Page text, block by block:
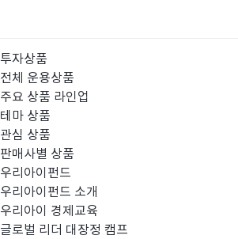
투자상품
전체 운용상품
주요 상품 라인업
테마 상품
관심 상품
판매사별 상품
우리아이펀드
우리아이펀드 소개
우리아이 경제교육
글로벌 리더 대장정 캠프